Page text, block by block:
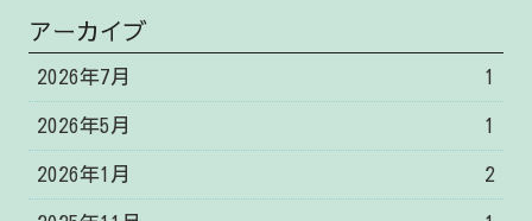
アーカイブ
2026年7月 1
2026年5月 1
2026年1月 2